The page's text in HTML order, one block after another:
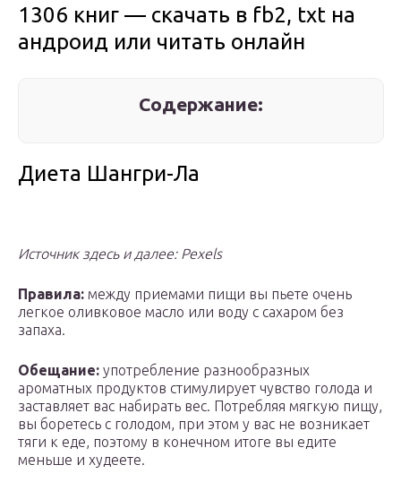
1306 книг — скачать в fb2, txt на
андроид или читать онлайн
Содержание:
Диета Шангри-Ла
Источник здесь и далее: Pexels
Правила: между приемами пищи вы пьете очень
легкое оливковое масло или воду с сахаром без
запаха.
Обещание: употребление разнообразных
ароматных продуктов стимулирует чувство голода и
заставляет вас набирать вес. Потребляя мягкую пищу,
вы боретесь с голодом, при этом у вас не возникает
тяги к еде, поэтому в конечном итоге вы едите
меньше и худеете.